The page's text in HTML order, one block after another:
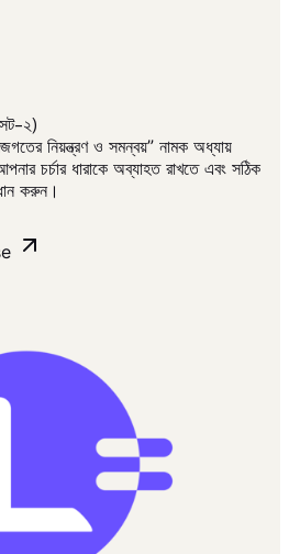
২)
নিয়ন্ত্রণ ও সমন্বয়” নামক অধ্যায়
চর্চার ধারাকে অব্যাহত রাখতে এবং সঠিক
করুন।